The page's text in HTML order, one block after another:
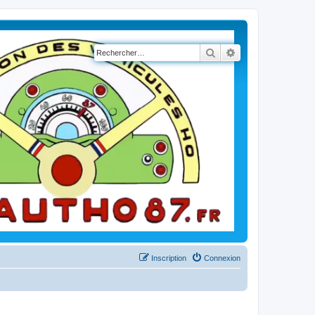
Rechercher
Connexion
Inscription